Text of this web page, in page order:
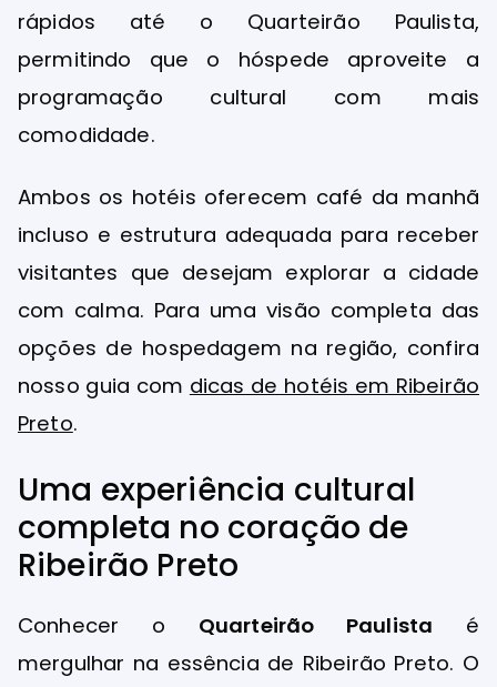
rápidos até o Quarteirão Paulista,
permitindo que o hóspede aproveite a
programação cultural com mais
comodidade.
Ambos os hotéis oferecem café da manhã
incluso e estrutura adequada para receber
visitantes que desejam explorar a cidade
com calma. Para uma visão completa das
opções de hospedagem na região, confira
nosso guia com dicas de hotéis em Ribeirão
Preto.
Uma experiência cultural
completa no coração de
Ribeirão Preto
Conhecer o Quarteirão Paulista é
mergulhar na essência de Ribeirão Preto. O